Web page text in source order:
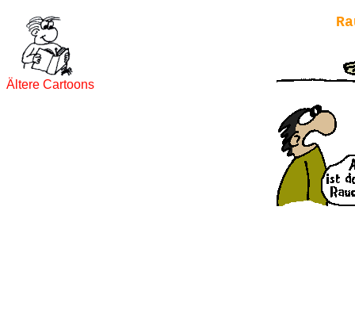
Ältere Cartoons